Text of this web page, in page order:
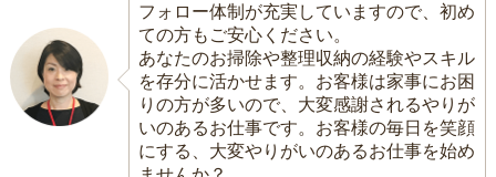
フォロー体制が充実していますので、初め
ての方もご安心ください。
あなたのお掃除や整理収納の経験やスキル
を存分に活かせます。お客様は家事にお困
りの方が多いので、大変感謝されるやりが
いのあるお仕事です。お客様の毎日を笑顔
にする、大変やりがいのあるお仕事を始め